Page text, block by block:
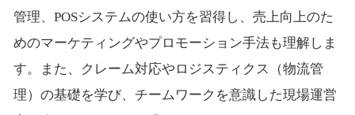
管理、POSシステムの使い方を習得し、売上向上のた
めのマーケティングやプロモーション手法も理解しま
す。また、クレーム対応やロジスティクス（物流管
理）の基礎を学び、チームワークを意識した現場運営